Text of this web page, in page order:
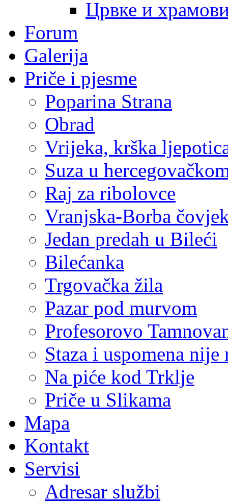
Црвке и
Forum
Galerija
Priče i pjesme
Poparina Strana
Obrad
Vrijeka, krška
Suza u
Raj za ribolovce
Vranjska-Borba
Jedan predah u Bileći
Bilećanka
Trgovačka žila
Pazar pod murvom
Profesorovo
Staza i uspomena nije
Na piće kod Trklje
Priče u Slikama
Mapa
Kontakt
Servisi
Adresar službi